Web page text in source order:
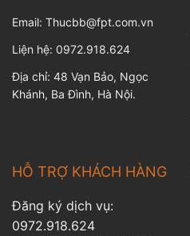
Email: Thucbb@fpt.com.vn
Liện hệ: 0972.918.624
Địa chỉ: 48 Vạn Bảo, Ngọc
Khánh, Ba Đình, Hà Nội.
HỖ TRỢ KHÁCH HÀNG
Đăng ký dịch vụ:
0972.918.624